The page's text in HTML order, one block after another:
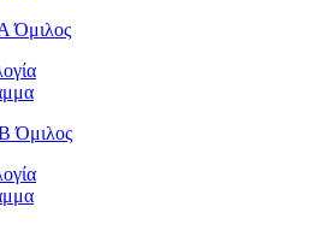
Όμιλος
Όμιλος